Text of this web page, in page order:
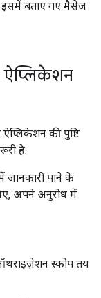
इसमें बताए गए मैसेज
ऐप्लिकेशन
की पुष्टि
है.
जानकारी पाने के
अपने अनुरोध में
स्कोप तय